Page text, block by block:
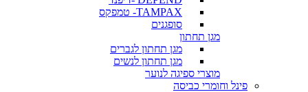
TAMPAX- טמפקס
סופגנים
מגן תחתון
מגן תחתון לגברים
מגן תחתון לנשים
מוצרי ספיגה לנוער
פינל וחומרי כביסה